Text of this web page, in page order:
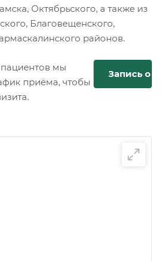
Октябрьского, а также из
Благовещенского,
районов.
мы
приёма, чтобы
Запись